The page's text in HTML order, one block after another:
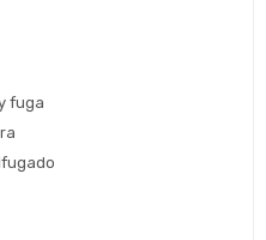
fuga
inicio
como metodo